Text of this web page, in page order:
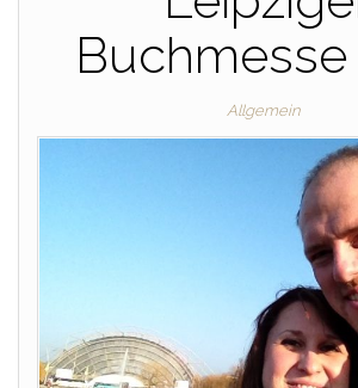
Buchmesse
Allgemein